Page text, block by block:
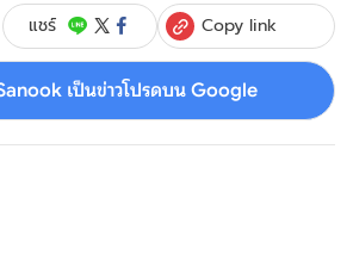
แชร์ Copy link
เป็นข่าวโปรดบน Google